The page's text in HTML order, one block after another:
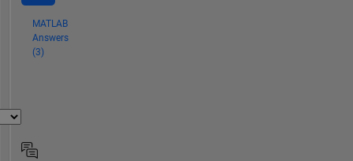
MATLAB
Answers
(3)